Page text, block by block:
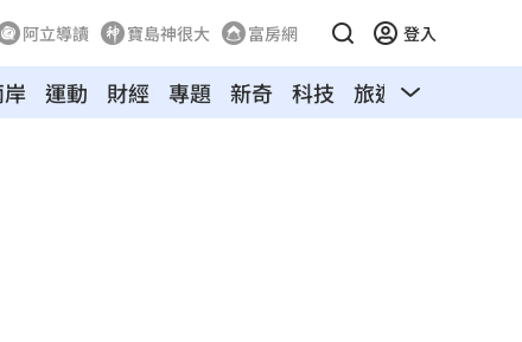
阿立導讀 寶島神很大 富房網 登入
運動 財經 專題 新奇 科技 旅遊 汽車